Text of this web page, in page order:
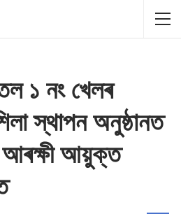
১ নং খেলৰ
স্থাপন অনুষ্ঠানত
আৰক্ষী আয়ুক্ত